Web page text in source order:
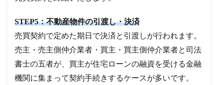
STEP5：不動産物件の引渡し・決済
売買契約で定めた期日で決済と引渡しが行われます。
売主・売主側仲介業者・買主・買主側仲介業者と司法
書士の五者が、買主が住宅ローンの融資を受ける金融
機関に集まって契約手続きするケースが多いです。